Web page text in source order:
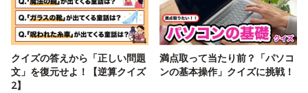
クイズの答えから「正しい問題
文」を復元せよ！【逆算クイズ
2】
満点取って当たり前？「パソコ
ンの基本操作」クイズに挑戦！